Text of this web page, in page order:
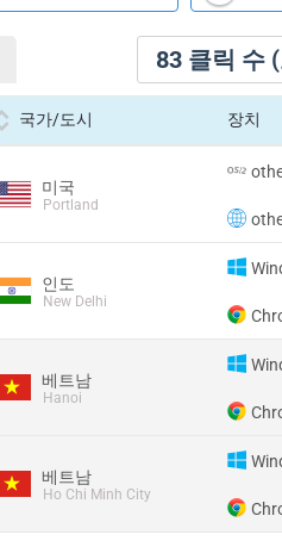
83 클릭 수
국가/도시 장치
미국
Portland
인도
New Delhi
베트남
Hanoi
베트남
Ho Chi Minh City